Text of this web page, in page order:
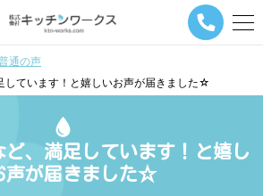
メ
ナ
シ
通の声
しています！と嬉しいお声が届きました☆
ど、満足しています！と嬉し
声が届きました☆